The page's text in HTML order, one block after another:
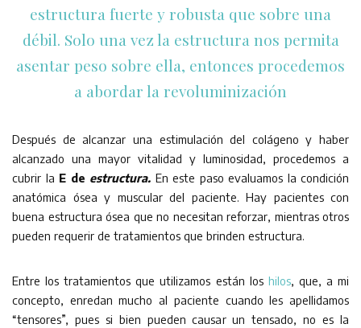
estructura fuerte y robusta que sobre una
débil. Solo una vez la estructura nos permita
asentar peso sobre ella, entonces procedemos
a abordar la revoluminización
Después de alcanzar una estimulación del colágeno y haber
alcanzado una mayor vitalidad y luminosidad, procedemos a
cubrir la E de estructura. En este paso evaluamos la condición
anatómica ósea y muscular del paciente. Hay pacientes con
buena estructura ósea que no necesitan reforzar, mientras otros
pueden requerir de tratamientos que brinden estructura.
Entre los tratamientos que utilizamos están los hilos, que, a mi
concepto, enredan mucho al paciente cuando les apellidamos
“tensores”, pues si bien pueden causar un tensado, no es la